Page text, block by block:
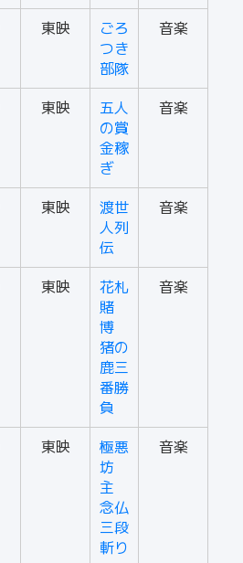
東映
ごろ
つき
部隊
音楽
東映
五人
の賞
金稼
ぎ
音楽
東映
渡世
人列
伝
音楽
東映
花札
賭
博
猪の
鹿三
番勝
負
音楽
東映
極悪
坊
主
念仏
三段
斬り
音楽